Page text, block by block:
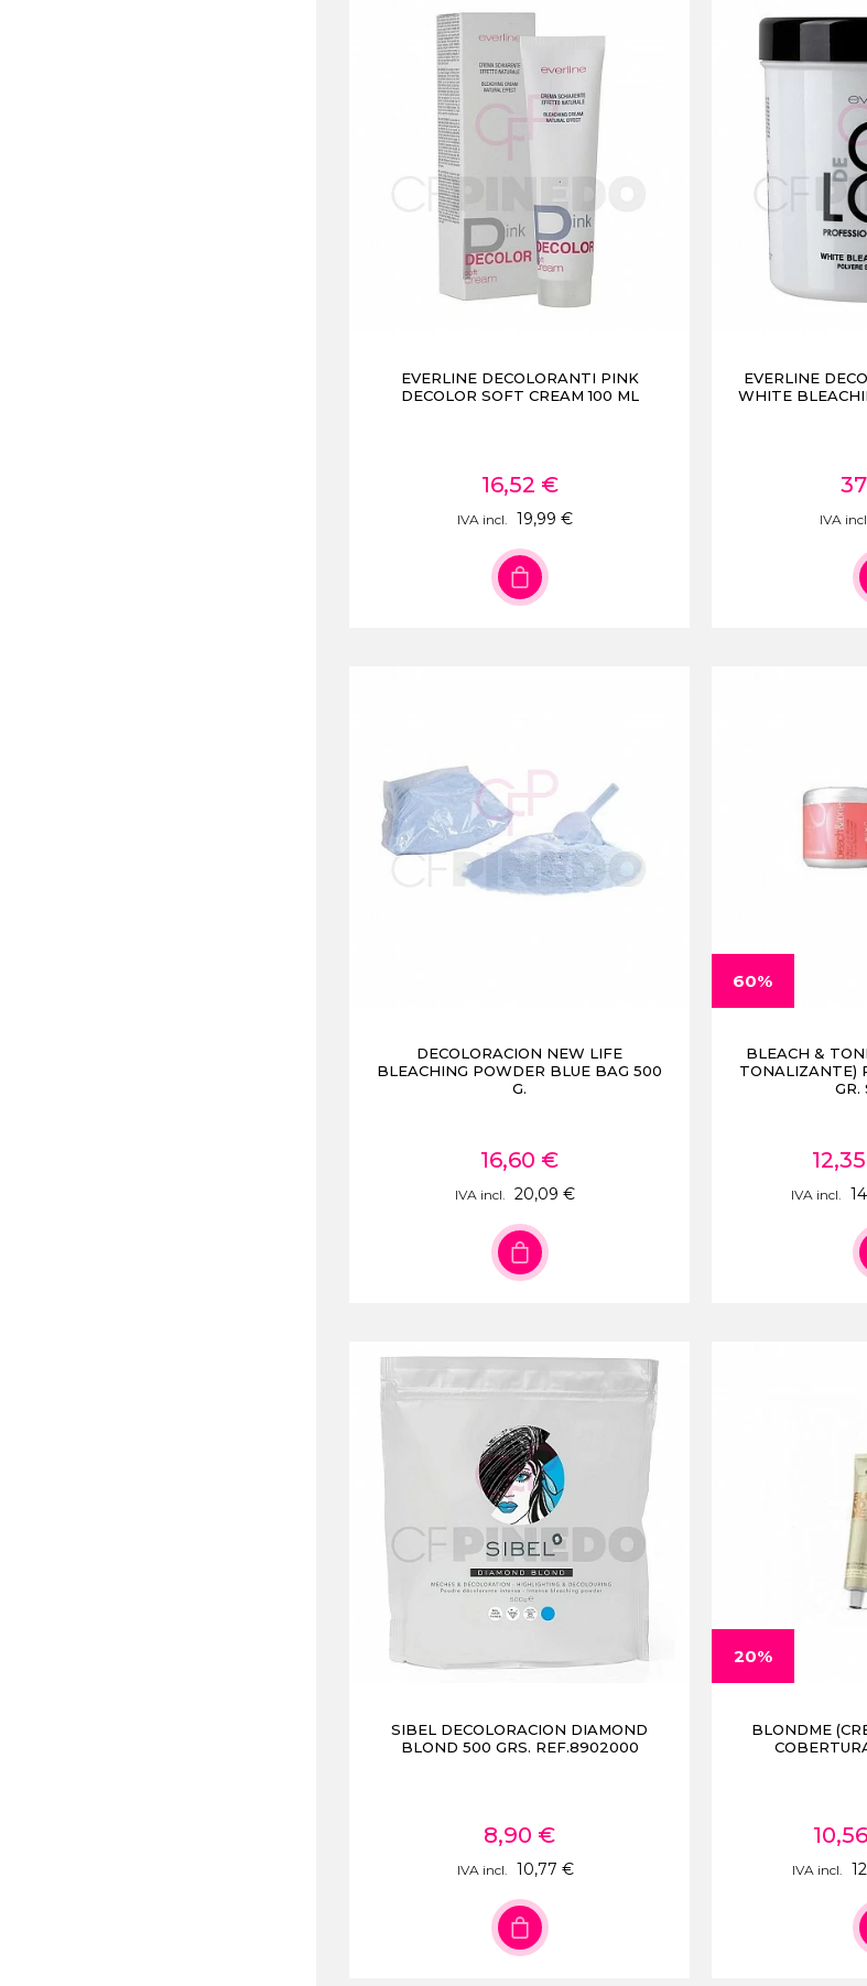
EVERLINE DECOLORANTI PINK
DECOLOR SOFT CREAM 100 ML
16,52 €
IVA incl. 19,99 €
EVERLINE
WHITE
IVA
DECOLORACION NEW LIFE
BLEACHING POWDER BLUE BAG 500
G.
16,60 €
IVA incl. 20,09 €
60%
BLEACH &
TONALIZANTE)
GR.
IVA incl.
SIBEL DECOLORACION DIAMOND
BLOND 500 GRS. REF.8902000
8,90 €
IVA incl. 10,77 €
20%
BLONDME
IVA incl.